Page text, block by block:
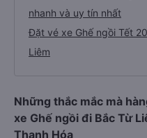
nhanh và uy tín nhất
Đặt vé xe Ghế ngồi Tết
Liêm
Những thắc mắc mà
xe Ghế ngồi đi Bắc Từ
Thanh Hóa